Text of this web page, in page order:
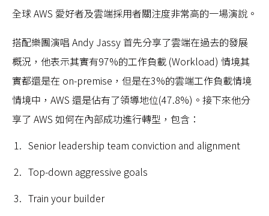
全球 AWS 愛好者及雲端採用者關注度非常高的一場演說。
搭配樂團演唱 Andy Jassy 首先分享了雲端在過去的發展
概況，他表示其實有97%的工作負載 (Workload) 情境其
實都還是在 on-premise，但是在3%的雲端工作負載情境
情境中，AWS 還是佔有了領導地位(47.8%)。接下來他分
享了 AWS 如何在內部成功進行轉型，包含：
Senior leadership team conviction and alignment
Top-down aggressive goals
Train your builder